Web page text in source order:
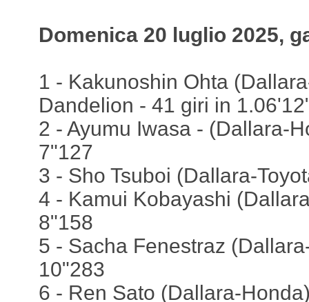
Domenica 20 luglio 2025,
1 - Kakunoshin Ohta
Dandelion - 41 giri in
2 - Ayumu Iwasa - (Dallara-
7"127
3 - Sho Tsuboi (Dallara-
4 - Kamui Kobayashi
8"158
5 - Sacha Fenestraz
10"283
6 - Ren Sato (Dallara-